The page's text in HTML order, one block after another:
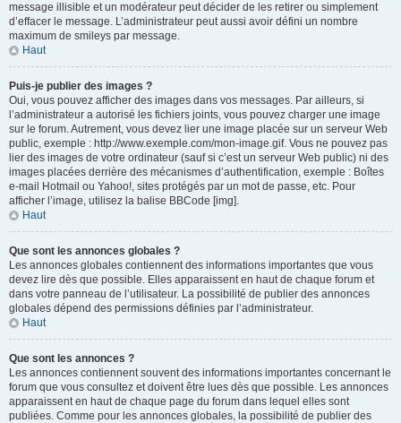
message illisible et un modérateur peut décider de les retirer ou simplement
d’effacer le message. L’administrateur peut aussi avoir défini un nombre
maximum de smileys par message.
Haut
Puis-je publier des images ?
Oui, vous pouvez afficher des images dans vos messages. Par ailleurs, si
l’administrateur a autorisé les fichiers joints, vous pouvez charger une image
sur le forum. Autrement, vous devez lier une image placée sur un serveur Web
public, exemple : http://www.exemple.com/mon-image.gif. Vous ne pouvez pas
lier des images de votre ordinateur (sauf si c’est un serveur Web public) ni des
images placées derrière des mécanismes d’authentification, exemple : Boîtes
e-mail Hotmail ou Yahoo!, sites protégés par un mot de passe, etc. Pour
afficher l’image, utilisez la balise BBCode [img].
Haut
Que sont les annonces globales ?
Les annonces globales contiennent des informations importantes que vous
devez lire dès que possible. Elles apparaissent en haut de chaque forum et
dans votre panneau de l’utilisateur. La possibilité de publier des annonces
globales dépend des permissions définies par l’administrateur.
Haut
Que sont les annonces ?
Les annonces contiennent souvent des informations importantes concernant le
forum que vous consultez et doivent être lues dès que possible. Les annonces
apparaissent en haut de chaque page du forum dans lequel elles sont
publiées. Comme pour les annonces globales, la possibilité de publier des